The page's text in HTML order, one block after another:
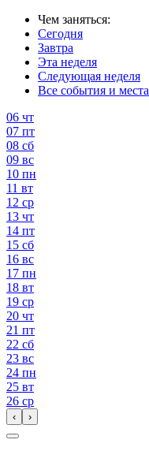
Чем заняться:
Сегодня
Завтра
Эта неделя
Следующая неделя
Все события и места
06 чт
07 пт
08 сб
09 вс
10 пн
11 вт
12 ср
13 чт
14 пт
15 сб
16 вс
17 пн
18 вт
19 ср
20 чт
21 пт
22 сб
23 вс
24 пн
25 вт
26 ср
‹ ›